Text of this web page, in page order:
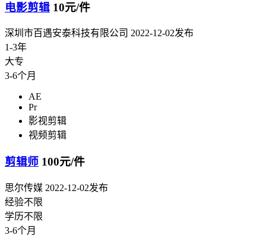
电影剪辑 10元/件
深圳市百遇安泰科技有限公司 2022-12-02发布
1-3年
大专
3-6个月
AE
Pr
影视剪辑
视频剪辑
剪辑师 100元/件
思尔传媒 2022-12-02发布
经验不限
学历不限
3-6个月